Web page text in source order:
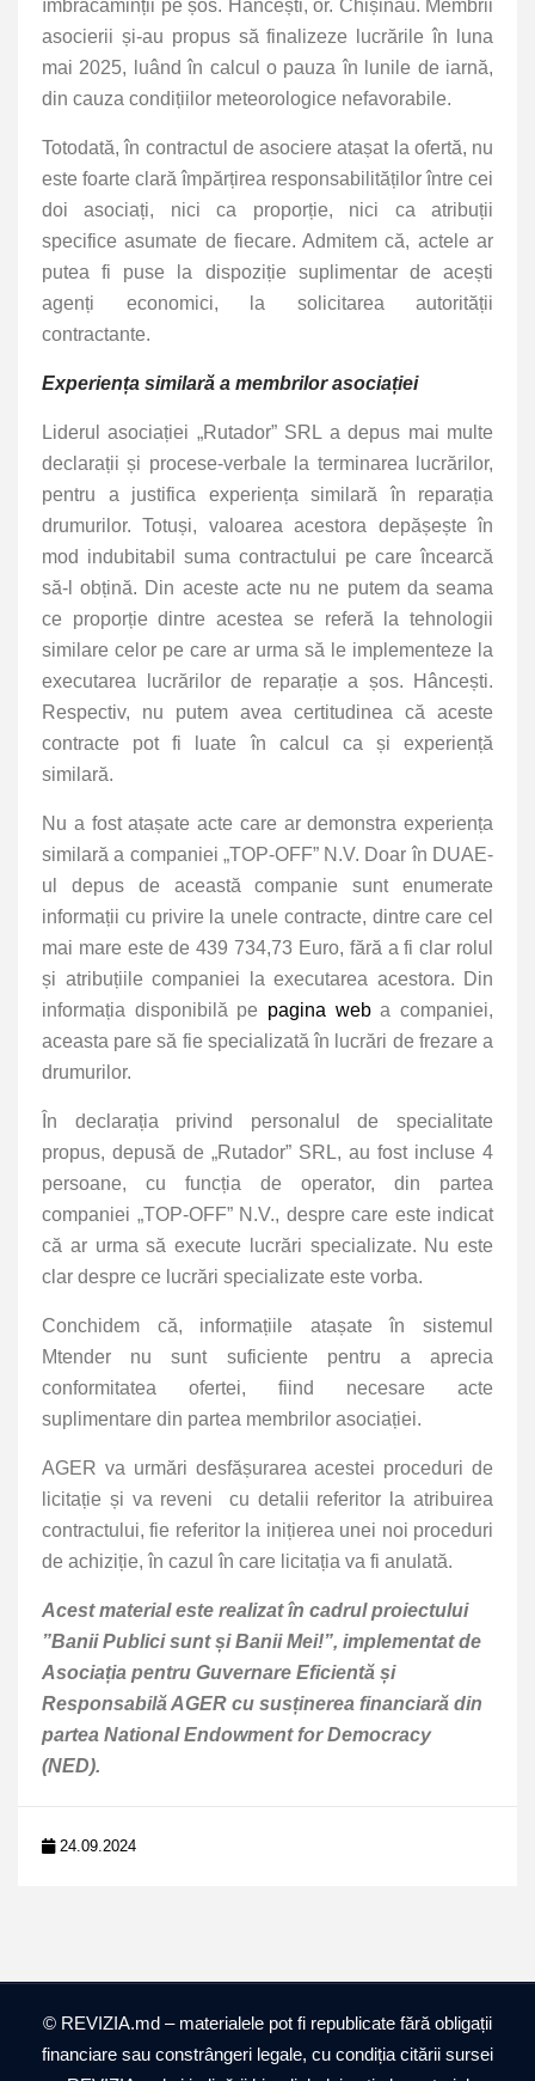
îmbrăcăminții pe șos. Hâncești, or. Chișinău. Membrii
asocierii și-au propus să finalizeze lucrările în luna
mai 2025, luând în calcul o pauza în lunile de iarnă,
din cauza condițiilor meteorologice nefavorabile.
Totodată, în contractul de asociere atașat la ofertă, nu
este foarte clară împărțirea responsabilităților între cei
doi asociați, nici ca proporție, nici ca atribuții
specifice asumate de fiecare. Admitem că, actele ar
putea fi puse la dispoziție suplimentar de acești
agenți economici, la solicitarea autorității
contractante.
Experiența similară a membrilor asociației
Liderul asociației „Rutador” SRL a depus mai multe
declarații și procese-verbale la terminarea lucrărilor,
pentru a justifica experiența similară în reparația
drumurilor. Totuși, valoarea acestora depășește în
mod indubitabil suma contractului pe care încearcă
să-l obțină. Din aceste acte nu ne putem da seama
ce proporție dintre acestea se referă la tehnologii
similare celor pe care ar urma să le implementeze la
executarea lucrărilor de reparație a șos. Hâncești.
Respectiv, nu putem avea certitudinea că aceste
contracte pot fi luate în calcul ca și experiență
similară.
Nu a fost atașate acte care ar demonstra experiența
similară a companiei „TOP-OFF” N.V. Doar în DUAE-
ul depus de această companie sunt enumerate
informații cu privire la unele contracte, dintre care cel
mai mare este de 439 734,73 Euro, fără a fi clar rolul
și atribuțiile companiei la executarea acestora. Din
informația disponibilă pe pagina weba companiei,
aceasta pare să fie specializată în lucrări de frezare a
drumurilor.
În declarația privind personalul de specialitate
propus, depusă de „Rutador” SRL, au fost incluse 4
persoane, cu funcția de operator, din partea
companiei „TOP-OFF” N.V., despre care este indicat
că ar urma să execute lucrări specializate. Nu este
clar despre ce lucrări specializate este vorba.
Conchidem că, informațiile atașate în sistemul
Mtender nu sunt suficiente pentru a aprecia
conformitatea ofertei, fiind necesare acte
suplimentare din partea membrilor asociației.
AGER va urmări desfășurarea acestei proceduri de
licitație și va reveni cu detalii referitor la atribuirea
contractului, fie referitor la inițierea unei noi proceduri
de achiziție, în cazul în care licitația va fi anulată.
Acest material este realizat în cadrul proiectului
”Banii Publici sunt și Banii Mei!”, implementat de
Asociația pentru Guvernare Eficientă și
Responsabilă AGER cu susținerea financiară din
partea National Endowment for Democracy
(NED).
24.09.2024
© REVIZIA.md – materialele pot fi republicate fără obligații
financiare sau constrângeri legale, cu condiția citării sursei